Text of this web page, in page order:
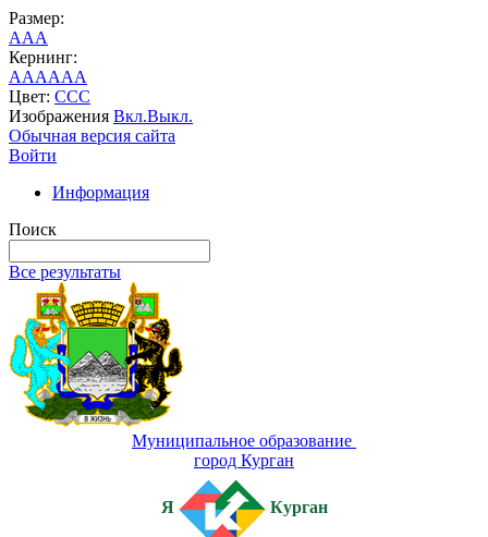
Размер:
AAA
Кернинг:
AAAAAA
Цвет: CCC
Изображения Вкл.Выкл.
Обычная версия сайта
Войти
Информация
Поиск
Все результаты
Муниципальное образование
город Курган
Я Курган